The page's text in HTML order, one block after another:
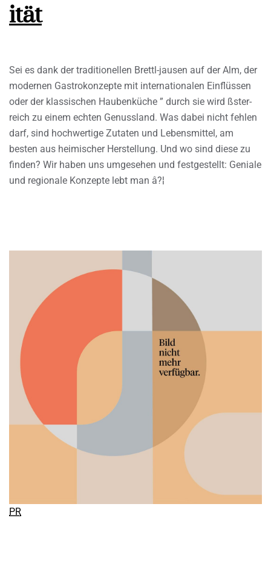
ität
Sei es dank der traditionellen Brettl-jausen auf der Alm, der
modernen Gastrokonzepte mit internationalen Einflüssen
oder der klassischen Haubenküche ” durch sie wird ßster-
reich zu einem echten Genussland. Was dabei nicht fehlen
darf, sind hochwertige Zutaten und Lebensmittel, am
besten aus heimischer Herstellung. Und wo sind diese zu
finden? Wir haben uns umgesehen und festgestellt: Geniale
und regionale Konzepte lebt man â?¦
PR